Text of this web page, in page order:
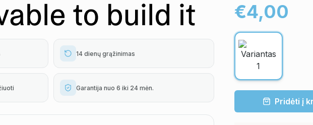
14 dienų grąžinimas
Garantija nuo 6 iki 24 mėn.
€4,00
Pridėti į